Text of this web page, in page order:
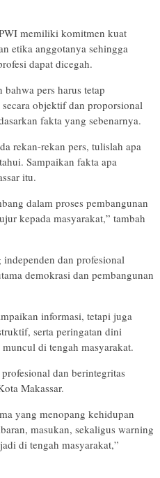
memiliki komitmen kuat
etika anggotanya sehingga
dapat dicegah.
pers harus tetap
objektif dan proporsional
fakta yang sebenarnya.
rekan-rekan pers, tulislah apa
Sampaikan fakta apa
itu.
dalam proses pembangunan
kepada masyarakat,” tambah
dan profesional
demokrasi dan pembangunan
informasi, tetapi juga
serta peringatan dini
di tengah masyarakat.
dan berintegritas
Makassar.
yang menopang kehidupan
masukan, sekaligus warning
di tengah masyarakat,”